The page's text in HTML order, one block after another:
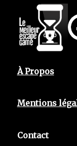
À Propos
Mentions
Contact